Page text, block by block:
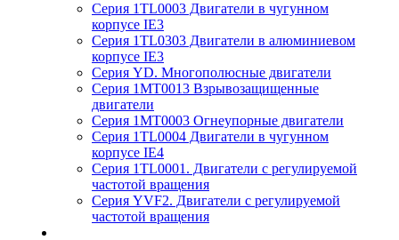
Серия 1TL0003 Двигатели в чугунном
корпусе IE3
Серия 1TL0303 Двигатели в алюминиевом
корпусе IE3
Серия YD. Многополюсные двигатели
Серия 1MT0013 Взрывозащищенные
двигатели
Серия 1MT0003 Огнеупорные двигатели
Серия 1TL0004 Двигатели в чугунном
корпусе IE4
Серия 1TL0001. Двигатели с регулируемой
частотой вращения
Серия YVF2. Двигатели с регулируемой
частотой вращения